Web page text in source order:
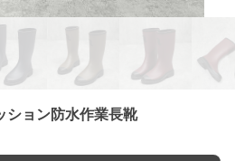
ション防水作業長靴